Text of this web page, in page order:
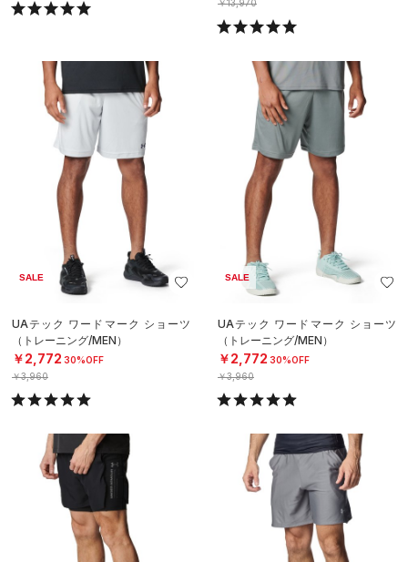
￥13,970
SALE
UAテック ワードマーク ショーツ
（トレーニング/MEN）
￥2,772 30%OFF
￥3,960
SALE
UAテック ワードマーク ショーツ
（トレーニング/MEN）
￥2,772 30%OFF
￥3,960